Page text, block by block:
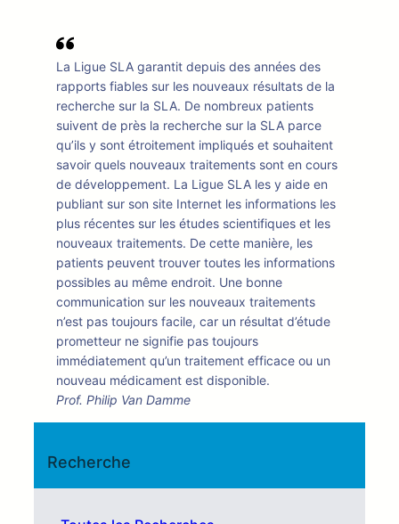
La Ligue SLA garantit depuis des années des
rapports fiables sur les nouveaux résultats de la
recherche sur la SLA. De nombreux patients
suivent de près la recherche sur la SLA parce
qu’ils y sont étroitement impliqués et souhaitent
savoir quels nouveaux traitements sont en cours
de développement. La Ligue SLA les y aide en
publiant sur son site Internet les informations les
plus récentes sur les études scientifiques et les
nouveaux traitements. De cette manière, les
patients peuvent trouver toutes les informations
possibles au même endroit. Une bonne
communication sur les nouveaux traitements
n’est pas toujours facile, car un résultat d’étude
prometteur ne signifie pas toujours
immédiatement qu’un traitement efficace ou un
nouveau médicament est disponible.
Prof. Philip Van Damme
Recherche